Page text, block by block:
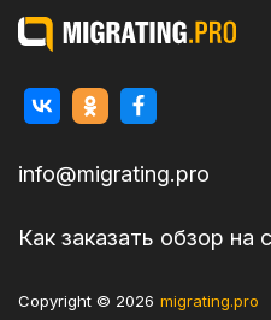
info@migrating.pro
Как заказать обзор на
Copyright © 2026 migrating.pro